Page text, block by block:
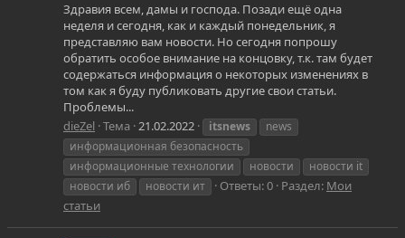
Здравия всем, дамы и господа. Позади ещё одна
неделя и сегодня, как и каждый понедельник, я
представляю вам новости. Но сегодня попрошу
обратить особое внимание на концовку, т.к. там будет
содержаться информация о некоторых изменениях в
том как я буду публиковать другие свои статьи.
Проблемы...
dieZel Тема 21.02.2022 itsnews
news
информационная безопасность
информационные технологии
новости
новости it
новости иб
новости ит Ответы: 0 Раздел: Мои
статьи